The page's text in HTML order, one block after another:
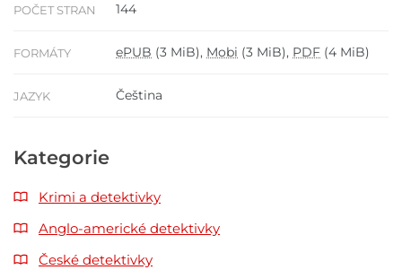
POČET STRAN 144
FORMÁTY ePUB (3 MiB), Mobi (3 MiB), PDF (4 MiB)
JAZYK Čeština
Kategorie
Krimi a detektivky
Anglo-americké detektivky
České detektivky